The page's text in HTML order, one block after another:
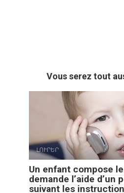
Vous serez tout
ԼՈՒՐԵՐ
Un enfant compose
demande l’aide d’un
suivant les